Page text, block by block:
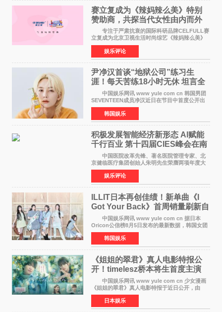
赛立复成为《辣妈辣么美》特别
赞助商，共探当代女性由内而外
活力美
专注于严肃抗衰的国际科研品牌CELFULL赛
立复成为北京卫视生活时尚综艺《辣妈辣么美》
的特别赞助商,明星辣妈袁咏仪倾情参与，向广大
都市女性传递健康生活新主张，寄语当代女性在
家庭与自我之间
娱乐评论
尹净汉首谈“地狱公司”练习生
涯！每天苦练18小时无休 坦言全
靠成员撑过来
中国娱乐网讯 www yule com cn 韩国男团
SEVENTEEN成员净汉近日在节目中首度公开出
道前的残酷练习生经历，并提及经纪公司Pledis
娱乐，引发广泛关注。 在8月2日播出的日本
TBS综艺节目《周
韩国娱乐
积极发展智能经济新形态 Al赋能
千行百业 第十四届CIES峰会在南
京盛大召开
中国医院改革先锋、著名医院管理专家、北
京健临医疗集团创始人朱明先生荣膺两项年度大
奖 2026年7月31日，盛夏金陵，长江之畔，
以重落地·真务实·强链接为主题的2026&lsquo;人
工智能+&rsquo
娱乐评论
ILLIT日本再创佳绩！新单曲《I
Got Your Back》首周销量刷新自
身纪录
中国娱乐网讯 www yule com cn 据日本
Oricon公信榜8月5日发布的最新数据，韩国女团
ILLIT在日本发行的第二张单曲《I Got Your
Back》首周销量达到71,009张，成功跻身最新一
期周单曲排行
韩国娱乐
《姐姐的翠君》真人电影特报公
开！timelesz桥本将生首度主演
12月4日上映
中国娱乐网讯 www yule com cn 少女漫画
《姐姐的翠君》真人电影特报于近日公开，由
timelesz成员桥本将生担任主演，这也是他首次
担任电影主演，引发高度关注。 女高中生咲
苗翠（中岛瑠菜
日本娱乐